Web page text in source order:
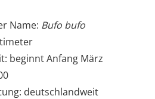
Name: Bufo bufo
beginnt Anfang März
deutschlandweit